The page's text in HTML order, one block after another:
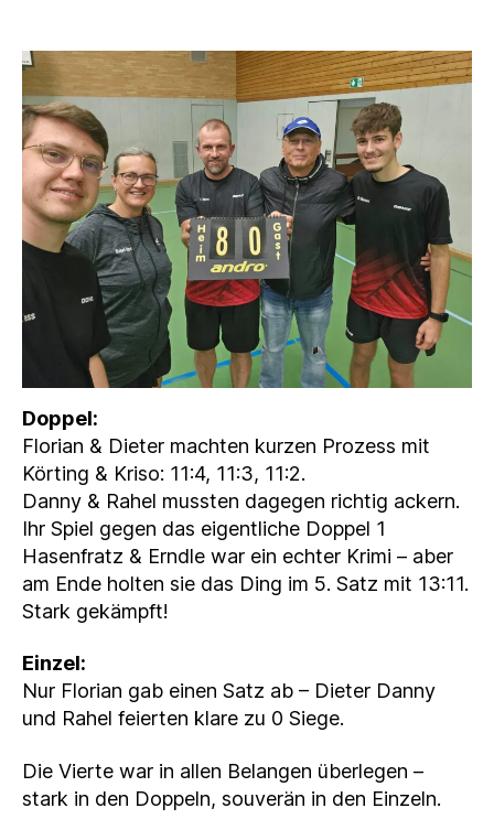
Doppel:
Florian & Dieter machten kurzen Prozess mit
Körting & Kriso: 11:4, 11:3, 11:2.
Danny & Rahel mussten dagegen richtig ackern.
Ihr Spiel gegen das eigentliche Doppel 1
Hasenfratz & Erndle war ein echter Krimi – aber
am Ende holten sie das Ding im 5. Satz mit 13:11.
Stark gekämpft!
Einzel:
Nur Florian gab einen Satz ab – Dieter Danny
und Rahel feierten klare zu 0 Siege.
Die Vierte war in allen Belangen überlegen –
stark in den Doppeln, souverän in den Einzeln.